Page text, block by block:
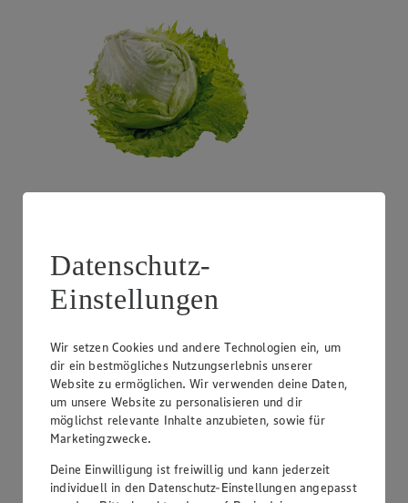
Festpreis von 1.99€
Datenschutz-
Einstellungen
Wir setzen Cookies und andere Technologien ein, um
dir ein bestmögliches Nutzungserlebnis unserer
Website zu ermöglichen. Wir verwenden deine Daten,
um unsere Website zu personalisieren und dir
möglichst relevante Inhalte anzubieten, sowie für
Marketingzwecke.
Deine Einwilligung ist freiwillig und kann jederzeit
individuell in den Datenschutz-Einstellungen angepasst